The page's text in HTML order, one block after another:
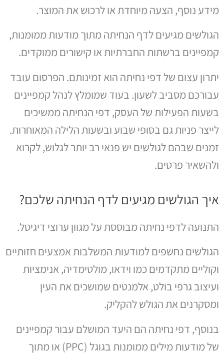
מידע נוסף, הצעה מיוחדת או לרכוש את המוצר.
הגולשים מגיעים לדף הנחיתה מתוך מודעות ממומנות,
קמפיינים ברשתות החברתיות או קישורים ממוקדים.
יתרון עצום של דפי נחיתה הוא זמינותם. הפרסום עובד
עבורכם מסביב לשעון. בעוד שמומלץ לנהל קמפיינים
בשעות הפעילות של העסק, דפי הנחיתה ממשיכים
לייצר פניות גם בסופי שבוע ובשעות הלילה המאוחרות.
זמנים שבהם לגולשים יש פנאי רב יותר לגלוש, לקרוא
ולהשאיר פרטים.
איך הגולשים מגיעים לדף הנחיתה שלכם?
התנועה לדפי נחיתה מבוססת על מגוון ערוצי דיגיטל.
הגולשים נחשפים למודעות המשלבות אמצעים חזותיים
וקוליים מתקדמים כמו וידאו, מולטימדיה, אנימציות
ועיצוב גרפי בולט, אלמנטים שמושכים את העין
ומסקרנים את הגולש להקליק.
בנוסף, דפי נחיתה הם היעד המושלם עבור קמפיינים
של מודעות מילים ממומנות בגוגל (PPC) או מתוך